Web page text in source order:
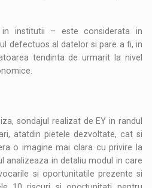
institutii – este considerata in
defectuos al datelor si pare a fi, in
tendinta de urmarit la nivel
sondajul realizat de EY in randul
atatdin pietele dezvoltate, cat si
o imagine mai clara cu privire la
analizeaza in detaliu modul in care
si oportunitatile prezente si